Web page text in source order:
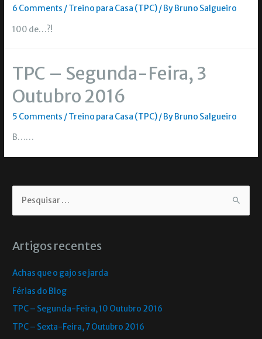
6 Comments /Treino para Casa (TPC)/ By Bruno Salgueiro
100 de…?!
TPC – Segunda-Feira, 3
Outubro 2016
5 Comments /Treino para Casa (TPC)/ By Bruno Salgueiro
B……
Artigos recentes
Achas que o gajo se jarda
Férias do Blog
TPC – Segunda-Feira, 10 Outubro 2016
TPC – Sexta-Feira, 7 Outubro 2016